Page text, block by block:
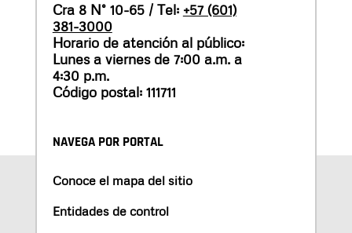
Cra 8 N° 10-65 / Tel: +57 (601)
381-3000
Horario de atención al público:
Lunes a viernes de 7:00 a.m. a
4:30 p.m.
Código postal: 111711
NAVEGA POR PORTAL
Conoce el mapa del sitio
Entidades de control